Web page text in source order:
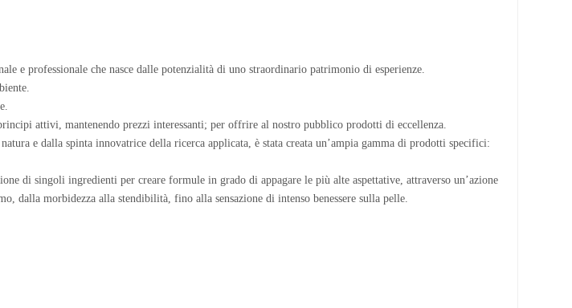
e professionale che nasce dalle potenzialità di uno straordinario patrimonio di esperienze.
attivi, mantenendo prezzi interessanti; per offrire al nostro pubblico prodotti di eccellenza.
e dalla spinta innovatrice della ricerca applicata, è stata creata un’ampia gamma di prodotti specifici:
di singoli ingredienti per creare formule in grado di appagare le più alte aspettative, attraverso un’azione
dalla morbidezza alla stendibilità, fino alla sensazione di intenso benessere sulla pelle.